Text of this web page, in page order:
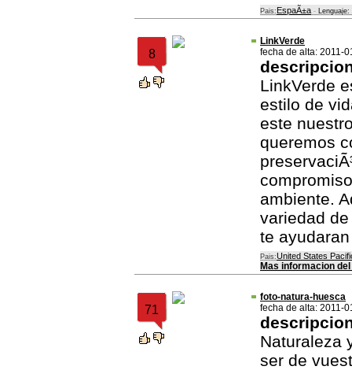
Pais: EspaÃ±a - Lenguaje:
8
LinkVerde
fecha de alta: 2011-
LinkVerde
estilo de
este
queremos
ambiente.
variedad
te
Pais:United States
Mas informacion
71
foto-natura-huesca
fecha de alta: 2011-
Naturaleza
ser de